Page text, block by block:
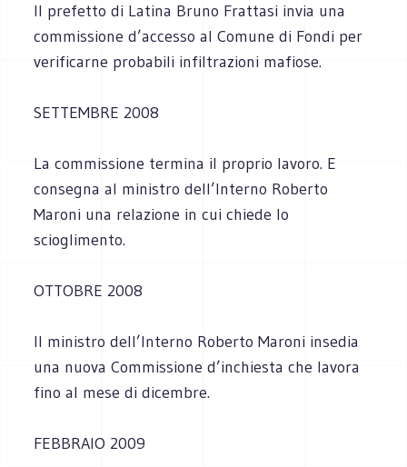
Il prefetto di Latina Bruno Frattasi invia una
commissione d’accesso al Comune di Fondi per
verificarne probabili infiltrazioni mafiose.
SETTEMBRE 2008
La commissione termina il proprio lavoro. E
consegna al ministro dell’Interno Roberto
Maroni una relazione in cui chiede lo
scioglimento.
OTTOBRE 2008
Il ministro dell’Interno Roberto Maroni insedia
una nuova Commissione d’inchiesta che lavora
fino al mese di dicembre.
FEBBRAIO 2009